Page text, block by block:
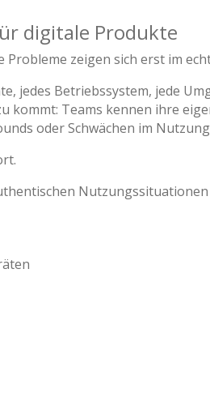
digitale Produkte
zeigen sich erst im
jedes Betriebssystem, jede
kommt: Teams kennen ihre
oder Schwächen im